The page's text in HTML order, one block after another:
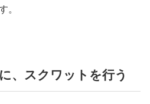
。
、スクワットを行う